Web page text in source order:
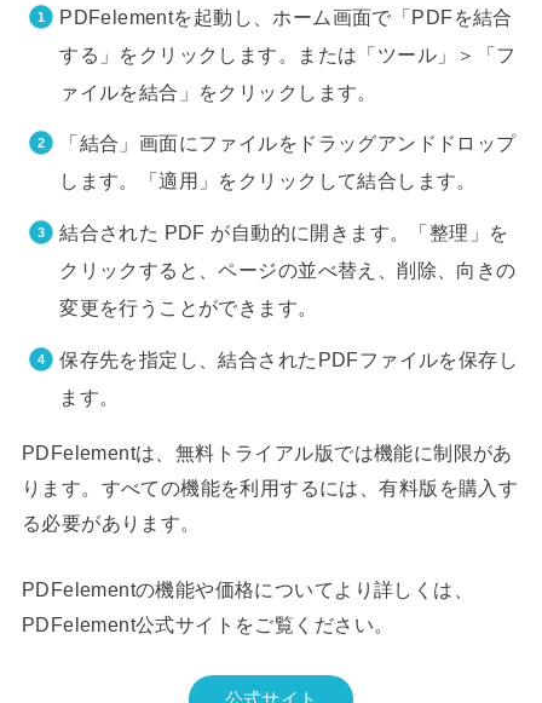
PDFelementを起動し、ホーム画面で「PDFを結合
する」をクリックします。または「ツール」＞「フ
ァイルを結合」をクリックします。
「結合」画面にファイルをドラッグアンドドロップ
します。「適用」をクリックして結合します。
結合された PDF が自動的に開きます。「整理」を
クリックすると、ページの並べ替え、削除、向きの
変更を行うことができます。
保存先を指定し、結合されたPDFファイルを保存し
ます。
PDFelementは、無料トライアル版では機能に制限があ
ります。すべての機能を利用するには、有料版を購入す
る必要があります。
PDFelementの機能や価格についてより詳しくは、
PDFelement公式サイトをご覧ください。